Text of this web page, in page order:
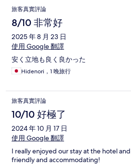
旅客真實評論
8/10 非常好
2025 年 8 月 23 日
使用 Google 翻譯
安く立地も良く良かった
Hidenori，1 晚旅行
旅客真實評論
10/10 好極了
2024 年 10 月 17 日
使用 Google 翻譯
I really enjoyed our stay at the hotel
friendly and accommodating!